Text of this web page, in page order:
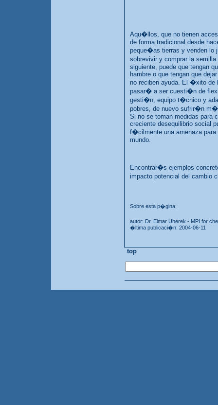
Aqu�llos, que no tienen
de forma tradicional desde
peque�as tierras y venden lo
sobrevivir y comprar la
siguiente, puede que tengan
hambre o que tengan que
no reciben ayuda. El �xito de
pasar� a ser cuesti�n de
gesti�n, equipo t�cnico y
pobres, de nuevo sufrir�n
Si no se toman medidas para
creciente desequilibrio social
f�cilmente una amenaza para
mundo.
Encontrar�s ejemplos
impacto potencial del cambio
Sobre esta p�gina:
autor: Dr. Elmar Uherek - MPI for
�ltima publicaci�n: 2004-06-11
top